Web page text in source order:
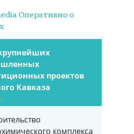
проектов
Кавказа
комплекса